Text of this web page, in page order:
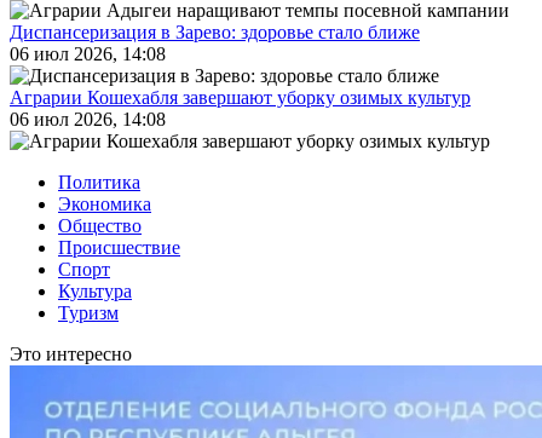
Диспансеризация в Зарево: здоровье стало ближе
06 июл 2026, 14:08
Аграрии Кошехабля завершают уборку озимых культур
06 июл 2026, 14:08
Политика
Экономика
Общество
Происшествие
Спорт
Культура
Туризм
Это интересно